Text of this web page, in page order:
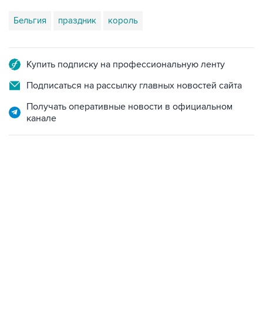
Бельгия праздник король
Купить подписку на профессиональную ленту
Подписаться на рассылку главных новостей сайта
Получать оперативные новости в официальном
канале